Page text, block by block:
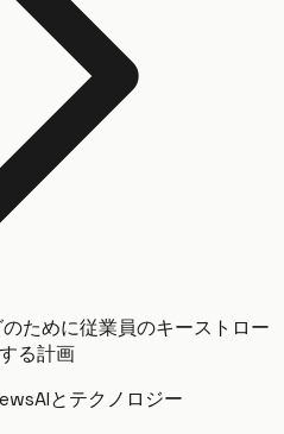
ために従業員のキーストロー
る計画
AIとテクノロジー